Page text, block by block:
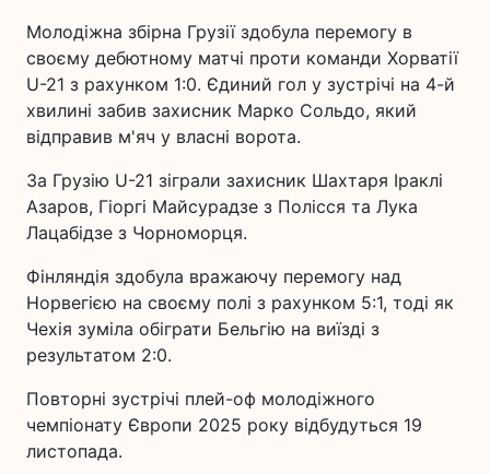
Молодіжна збірна Грузії здобула перемогу в
своєму дебютному матчі проти команди Хорватії
U-21 з рахунком 1:0. Єдиний гол у зустрічі на 4-й
хвилині забив захисник Марко Сольдо, який
відправив м'яч у власні ворота.
За Грузію U-21 зіграли захисник Шахтаря Іраклі
Азаров, Гіоргі Майсурадзе з Полісся та Лука
Лацабідзе з Чорноморця.
Фінляндія здобула вражаючу перемогу над
Норвегією на своєму полі з рахунком 5:1, тоді як
Чехія зуміла обіграти Бельгію на виїзді з
результатом 2:0.
Повторні зустрічі плей-оф молодіжного
чемпіонату Європи 2025 року відбудуться 19
листопада.